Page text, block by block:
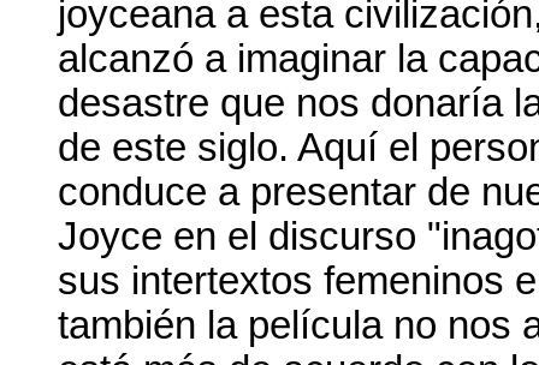
joyceana a esta
alcanzó a imaginar la
desastre que nos donaría
de este siglo. Aquí el
conduce a presentar de
Joyce en el discurso
sus intertextos femeninos
también la película no nos